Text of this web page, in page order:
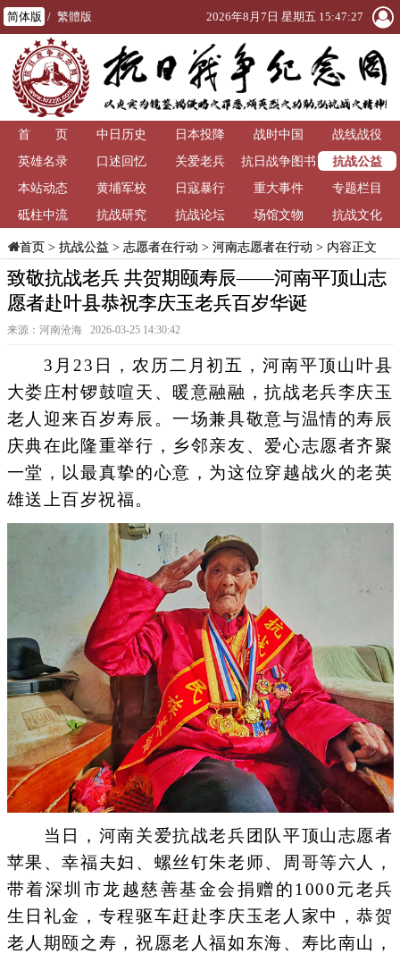
简体版 / 繁體版 2026年8月7日 星期五 15:47:28
首 页 中日历史 日本投降 战时中国
战线战役
英雄名录
口述回忆 关爱老兵
抗日战争图书
馆
抗战公益
本站动态
黄埔军校 日寇暴行 重大事件
专题栏目
砥柱中流
抗战研究 抗战论坛 场馆文物 抗战文化
首页> 抗战公益 > 志愿者在行动 > 河南志愿者在行动 > 内容正文
致敬抗战老兵 共贺期颐寿辰——河南平顶山志
愿者赴叶县恭祝李庆玉老兵百岁华诞
来源：河南沧海 2026-03-25 14:30:42
3月23日，农历二月初五，河南平顶山叶县
大娄庄村锣鼓喧天、暖意融融，抗战老兵李庆玉
老人迎来百岁寿辰。一场兼具敬意与温情的寿辰
庆典在此隆重举行，乡邻亲友、爱心志愿者齐聚
一堂，以最真挚的心意，为这位穿越战火的老英
雄送上百岁祝福。
当日，河南关爱抗战老兵团队平顶山志愿者
苹果、幸福夫妇、螺丝钉朱老师、周哥等六人，
带着深圳市龙越慈善基金会捐赠的1000元老兵
生日礼金，专程驱车赶赴李庆玉老人家中，恭贺
老人期颐之寿，祝愿老人福如东海、寿比南山，